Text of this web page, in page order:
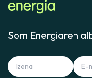
Som Energiaren